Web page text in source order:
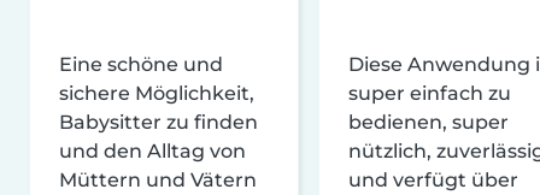
Eine schöne und
sichere Möglichkeit,
Babysitter zu finden
und den Alltag von
Müttern und Vätern
Diese Anwendung
super einfach zu
bedienen, super
nützlich,
und verfügt über